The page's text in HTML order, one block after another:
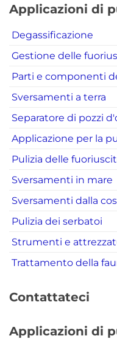
Applicazioni di
Degassificazione
Gestione delle
Parti e componenti
Sversamenti a terra
Separatore di pozzi
Applicazione per la
Pulizia delle
Sversamenti in mare
Sversamenti dalla
Pulizia dei serbatoi
Strumenti e
Trattamento della
Contattateci
Applicazioni di